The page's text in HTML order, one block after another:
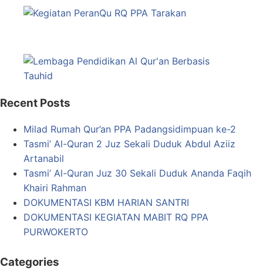
Recent Posts
Milad Rumah Qur’an PPA Padangsidimpuan ke-2
Tasmi’ Al-Quran 2 Juz Sekali Duduk Abdul Aziiz
Artanabil
Tasmi’ Al-Quran Juz 30 Sekali Duduk Ananda Faqih
Khairi Rahman
DOKUMENTASI KBM HARIAN SANTRI
DOKUMENTASI KEGIATAN MABIT RQ PPA
PURWOKERTO
Categories